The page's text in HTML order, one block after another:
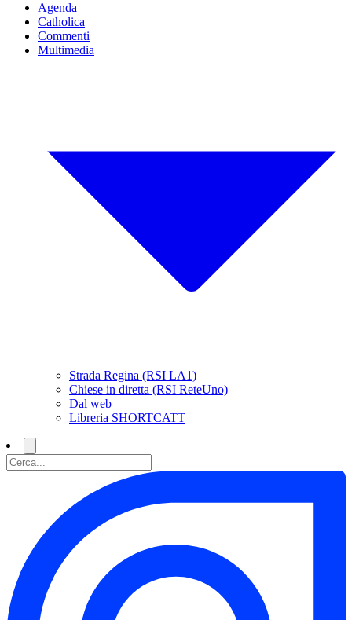
Agenda
Catholica
Commenti
Multimedia
Strada Regina (RSI LA1)
Chiese in diretta (RSI ReteUno)
Dal web
Libreria SHORTCATT